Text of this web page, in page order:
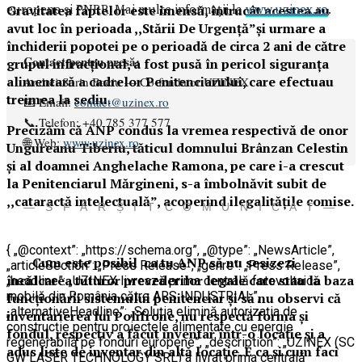
Gravitatea faptelor este imensă, întrucât acestea au
avut loc în perioada ,,Stării De Urgență”și urmare a
închiderii popotei pe o perioadă de circa 2 ani de către
grupul infracțional, a fost pusă în pericol siguranța
alimentară a cadrelor Penitenciarului, care efectuau
treimea la sediu.
Precizăm că ANP condus la vremea respectivă de onor
Ungureanu Tiberiu, tăticul domnului Brânzan Celestin
și al doamnei Anghelache Ramona, pe care i-a crescut
la Penitenciarul Mărgineni, s-a îmbolnăvit subit de
,,cataractă intelectuală”, acoperind ilegalitățile comise.
Cum este posibil ca tu ANP să nu sesizezi
încălcarea tuturor prevederilor legale care stau la baza
funcționării sistemului penitenciar și să nu observi că
inventarierea lui Polifrone, nu respectă forma și
fondul, respectiv a făcut inventar într-o locație și a
adus liste de inventar din altă locație. E ca și cum faci
europene și PNRR. Mai multe informații lawww.uzinex.ro.
Contact pentru presă:
Andrei-Sorin Baciu — Co-fondator UZINEX
📧 Email: contact@uzinex.ro
📞 Telefon: +40 785 377 577
🌐 Web: www.uzinex.ro
— S F Â R Ș I T C O M U N I C A T —
{ „@context”: „https://schema.org”, „@type”: „NewsArticle”,
„articleSection”: „Press Release”, „genre”: „Press Release”,
„headline”: „UZINEX livrează prima centrală fotovoltaică
mobilă din România către ARS INDUSTRIAL”,
„alternativeHeadline”: „Soluția elimină autorizația de
construcție pentru proiectele alimentate cu energie
regenerabilă pe fonduri europene”, „description”: „UZINEX (SC
GW LASER TECHNOLOGY SRL) a livrat prima centrală